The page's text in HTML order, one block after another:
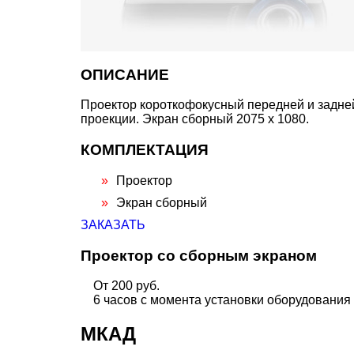
ОПИСАНИЕ
Проектор короткофокусный передней и
проекции. Экран сборный 2075 х 1080.
КОМПЛЕКТАЦИЯ
Проектор
Экран сборный
ЗАКАЗАТЬ
Проектор со сборным экраном
От 200 руб.
6 часов с момента установки оборудования
МКАД